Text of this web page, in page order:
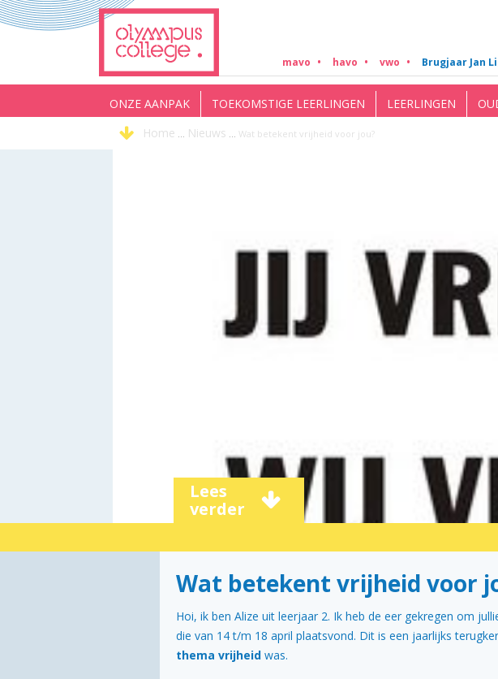
mavo havo vwo Brugjaar Jan
ONZE AANPAK TOEKOMSTIGE LEERLINGEN LEERLINGEN
Home ... Nieuws ... Wat betekent vrijheid voor jou?
Lees
verder
Wat betekent vrijheid voor
Hoi, ik ben Alize uit leerjaar 2. Ik heb de eer gekregen om
die van 14 t/m 18 april plaatsvond. Dit is een jaarlijks
thema vrijheid was.